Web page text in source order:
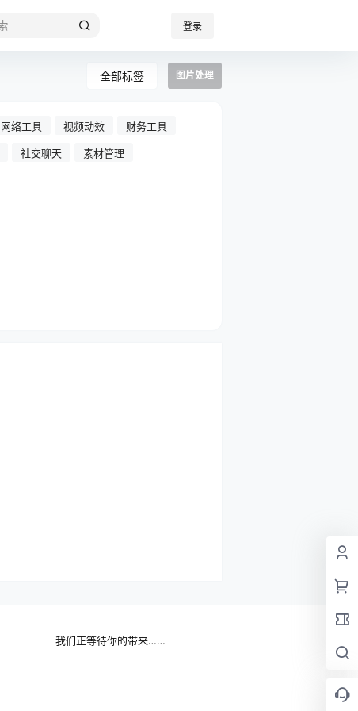
登录
全部标签 图片处理
网络工具 视频动效 财务工具
社交聊天 素材管理
我们正等待你的带来……